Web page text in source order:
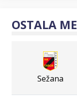
OSTALA
Sežana